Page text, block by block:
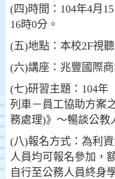
(四)時間：104年4月
16時0分。
(五)地點：本校2F視聽
(六)講座：兆豐國際
(七)研習主題：104年
列車－員工協助方案
務處理)》～暢談公教
(八)報名方式：為利
人員均可報名參加，
自行至公務人員終身